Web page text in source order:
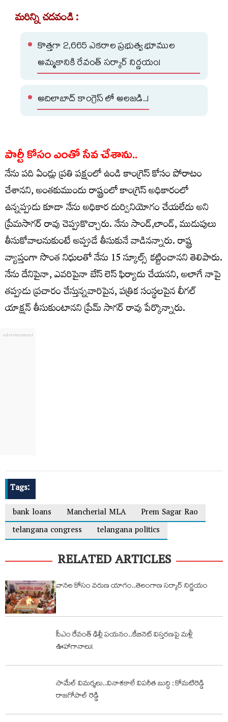
మరిన్ని చదవండి :
కొత్తగా 2,665 ఎకరాల ప్రభుత్వ భూముల
అమ్మకానికి రేవంత్ సర్కార్ నిర్ణయం!
అదిలాబాద్ కాంగ్రెస్ లో అలజడి..!
పార్టీ కోసం ఎంతో సేవ చేశాను..
నేను పది ఏండ్లు ప్రతి పక్షంలో ఉండి కాంగ్రెస్ కోసం పోరాటం
చేశానని, అంతకుముందు రాష్ట్రంలో కాంగ్రెస్ అధికారంలో
ఉన్నప్పుడు కూడా నేను అధికార దుర్వినియోగం చేయలేదు అని
ప్రేమసాగర్ రావు చెప్పుకొచ్చారు. నేను సాండ్,లాండ్, ముడుపులు
తీసుకోవాలనుకుంటే అప్పుడే తీసుకునే వాడినన్నారు. రాష్ట్ర
వ్యాప్తంగా సొంత నిధులతో నేను 15 స్కూల్స్ కట్టించానని తెలిపారు.
నేను దేనిపైనా, ఎవరిపైనా బేస్ లెస్ ఫిర్యాదు చేయనని, అలాగే నాపై
తప్పుడు ప్రచారం చేస్తున్నవారిపైన, పత్రిక సంస్థలపైన లీగల్
యాక్షన్ తీసుకుంటానని ప్రేమ్ సాగర్ రావు పేర్కొన్నారు.
Tags:
bank loans
Mancherial MLA
Prem Sagar Rao
telangana congress
telangana politics
RELATED ARTICLES
వానల కోసం వరుణ యాగం..తెలంగాణ సర్కార్ నిర్ణయం
సీఎం రేవంత్ ఢిల్లీ పయనం..కేబినెట్ విస్తరణపై మళ్లీ
ఊహాగానాలు!
సామేల్ విమర్శలు..వినాశకాలే విపరీత బుద్ది : కోమటిరెడ్డి
రాజగోపాల్ రెడ్డి